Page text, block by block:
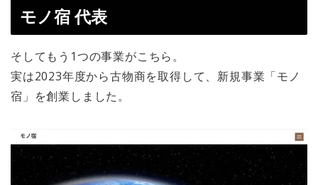
モノ宿 代表
そしてもう1つの事業がこちら。
実は2023年度から古物商を取得して、新規事業「モノ
宿」を創業しました。